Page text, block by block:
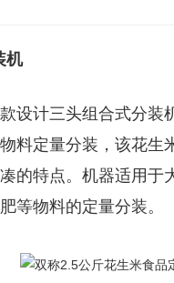
机
设计三头组合式分装
料定量分装，该花
的特点。机器适用于
等物料的定量分装。